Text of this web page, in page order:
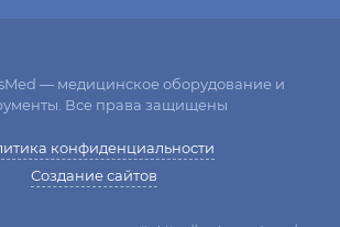
— медицинское оборудование и
Все права защищены
конфиденциальности
Создание сайтов